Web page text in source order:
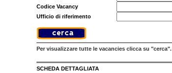
Codice Vacancy
Ufficio di riferimento
Per visualizzare tutte le vacancies clicca su "cerca".
SCHEDA DETTAGLIATA